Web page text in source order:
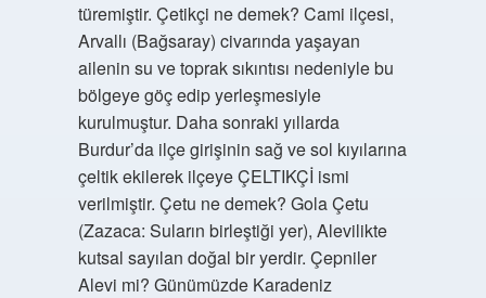
türemiştir. Çetikçi ne demek? Cami ilçesi,
Arvallı (Bağsaray) civarında yaşayan
ailenin su ve toprak sıkıntısı nedeniyle bu
bölgeye göç edip yerleşmesiyle
kurulmuştur. Daha sonraki yıllarda
Burdur’da ilçe girişinin sağ ve sol kıyılarına
çeltik ekilerek ilçeye ÇELTIKÇİ ismi
verilmiştir. Çetu ne demek? Gola Çetu
(Zazaca: Suların birleştiği yer), Alevilikte
kutsal sayılan doğal bir yerdir. Çepniler
Alevi mi? Günümüzde Karadeniz